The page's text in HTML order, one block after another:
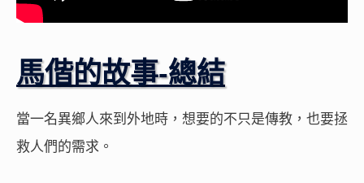
馬偕的故事-總結
當一名異鄉人來到外地時，想要的不只是傳教，也要拯
救人們的需求。